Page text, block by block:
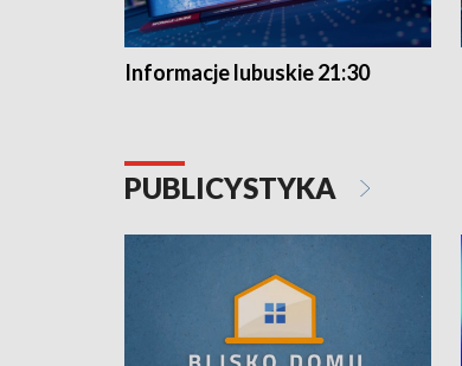
Informacje lubuskie 21:30
PUBLICYSTYKA